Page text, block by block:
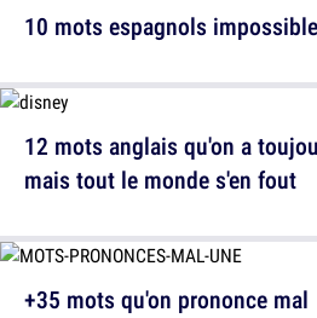
10 mots espagnols
+35 mots qu'on prononce mal
12 mots anglais qu'on a
mais tout le monde s'en fout